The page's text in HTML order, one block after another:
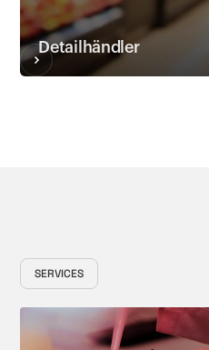
Detailhändler
SERVICES